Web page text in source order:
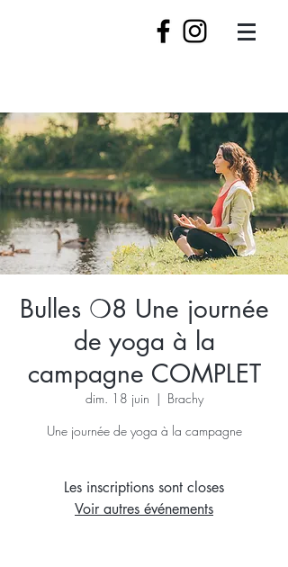
Bulles ❍8 Une journée
de yoga à la
campagne COMPLET
dim. 18 juin
  |
Brachy
Une journée de yoga à la campagne
Les inscriptions sont closes
Voir autres événements